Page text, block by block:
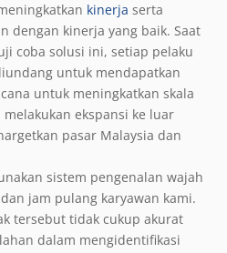
kinerja serta
dengan kinerja yang baik. Saat
coba solusi ini, setiap pelaku
untuk mendapatkan
untuk meningkatkan skala
ekspansi ke luar
pasar Malaysia dan
sistem pengenalan wajah
jam pulang karyawan kami.
tersebut tidak cukup akurat
dalam mengidentifikasi